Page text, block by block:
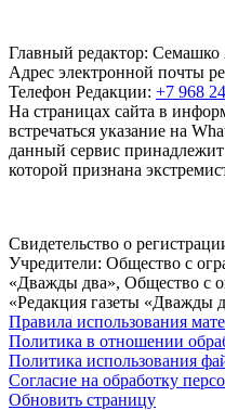
Главный редактор:
Адрес электронной почты
Телефон Редакции: +7 968
На страницах сайта в
встречаться указание на
данный сервис принадлежит
которой признана
Свидетельство о
Учредители: Общество с
«Дважды два», Общество с
«Редакция газеты «Дважды
Правила использования
Политика в отношении
Политика использования
Согласие на обработку
Обновить страницу